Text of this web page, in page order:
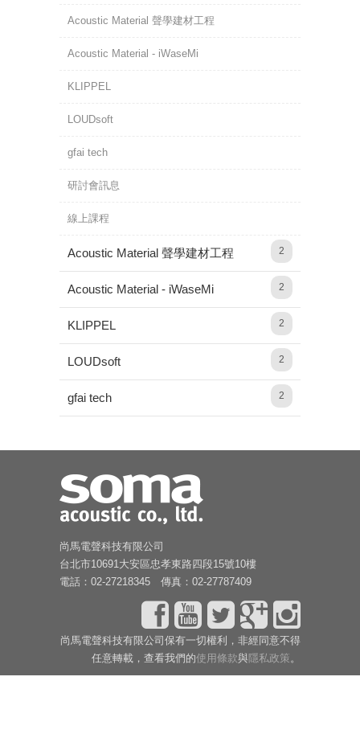
Acoustic Material 聲學建材工程
Acoustic Material - iWaseMi
KLIPPEL
LOUDsoft
gfai tech
研討會訊息
線上課程
Acoustic Material 聲學建材工程 2
Acoustic Material - iWaseMi 2
KLIPPEL 2
LOUDsoft 2
gfai tech 2
尚馬電聲科技有限公司
台北市10691大安區忠孝東路四段15號10樓
電話：02-27218345 傳真：02-27787409
尚馬電聲科技有限公司保有一切權利，非經同意不得
任意轉載，查看我們的使用條款與隱私政策。